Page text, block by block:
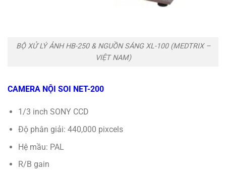
BỘ XỬ LÝ ẢNH HB-250 & NGUỒN SÁNG XL-100 (MEDTRIX –
VIỆT NAM)
CAMERA NỘI SOI NET-200
1/3 inch SONY CCD
Độ phân giải: 440,000 pixcels
Hệ mầu: PAL
R/B gain